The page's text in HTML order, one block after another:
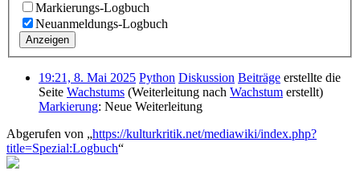
Markierungs-Logbuch
Neuanmeldungs-Logbuch
Anzeigen
19:21, 8. Mai 2025 Python Diskussion Beiträge erstellte die
Seite Wachstums (Weiterleitung nach Wachstum erstellt)
Markierung: Neue Weiterleitung
Abgerufen von „https://kulturkritik.net/mediawiki/index.php?
title=Spezial:Logbuch“